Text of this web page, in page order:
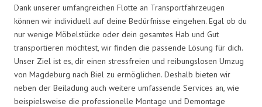
Dank unserer umfangreichen Flotte an Transportfahrzeugen
können wir individuell auf deine Bedürfnisse eingehen. Egal ob du
nur wenige Möbelstücke oder dein gesamtes Hab und Gut
transportieren möchtest, wir finden die passende Lösung für dich.
Unser Ziel ist es, dir einen stressfreien und reibungslosen Umzug
von Magdeburg nach Biel zu ermöglichen. Deshalb bieten wir
neben der Beiladung auch weitere umfassende Services an, wie
beispielsweise die professionelle Montage und Demontage